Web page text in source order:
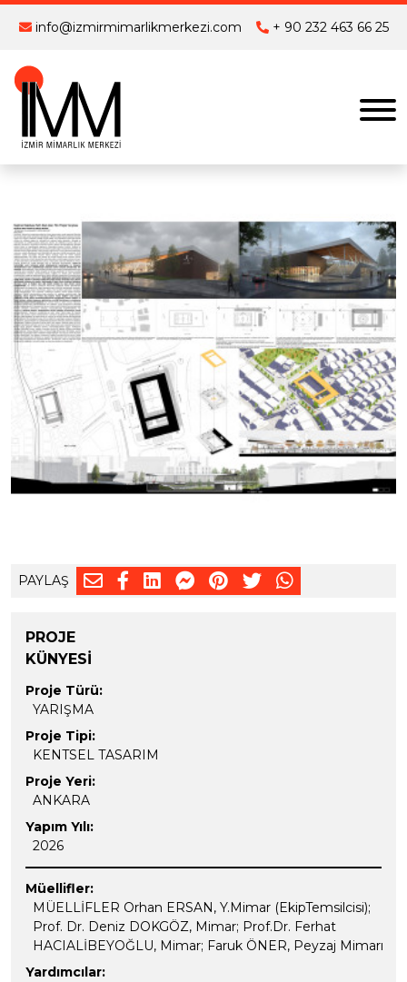
info@izmirmimarlikmerkezi.com + 90 232 463 66 25
PAYLAŞ
PROJE
KÜNYESİ
Proje Türü:
YARIŞMA
Proje Tipi:
KENTSEL TASARIM
Proje Yeri:
ANKARA
Yapım Yılı:
2026
Müellifler:
MÜELLİFLER Orhan ERSAN, Y.Mimar (EkipTemsilcisi);
Prof. Dr. Deniz DOKGÖZ, Mimar; Prof.Dr. Ferhat
HACIALİBEYOĞLU, Mimar; Faruk ÖNER, Peyzaj Mimarı
Yardımcılar: